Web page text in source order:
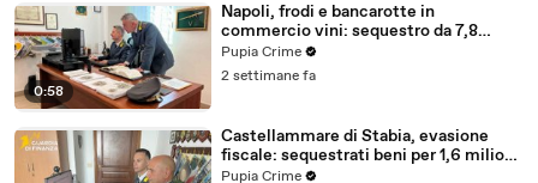
0:58
Napoli, frodi e bancarotte in
commercio vini: sequestro da 7,8
milioni (30.07.26)
Pupia Crime
2 settimane fa
Castellammare di Stabia, evasione
fiscale: sequestrati beni per 1,6 milioni
ad un consorzio navale (29.07.26)
Pupia Crime